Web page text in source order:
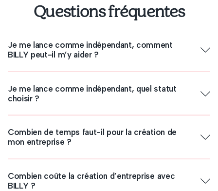
Questions fréquentes
Je me lance comme indépendant, comment
BILLY peut-il m’y aider ?
Je me lance comme indépendant, quel statut
choisir ?
Combien de temps faut-il pour la création de
mon entreprise ?
Combien coûte la création d’entreprise avec
BILLY ?